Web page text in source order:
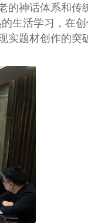
的神话体系和传
生活学习，在
实题材创作的突